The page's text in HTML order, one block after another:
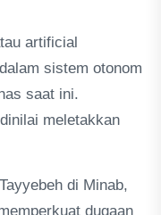
artificial
sistem otonom
saat ini.
meletakkan
di Minab,
dugaan